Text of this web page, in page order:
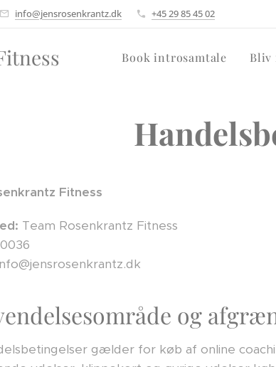
info@jensrosenkrantz.dk +45 29 85 45 02
Book introsamtale Bliv
Fitness
Team Rosenkrantz Fitness
og
gælder for køb af online